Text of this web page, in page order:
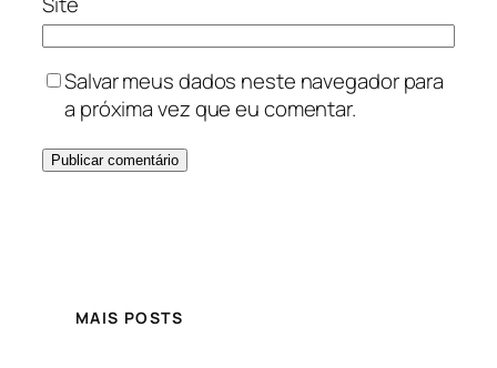
Salvar meus dados neste navegador para
a próxima vez que eu comentar.
MAIS POSTS